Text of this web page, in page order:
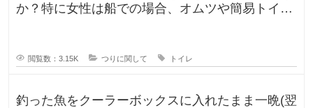
か？特に女性は船での場合、オムツや簡易トイレ
閲覧数：3.15K つりに関して トイレ
釣った魚をクーラーボックスに入れたまま一晩(翌